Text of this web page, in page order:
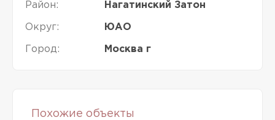
Район: Нагатинский Затон
Округ: ЮАО
Город: Москва г
Похожие объекты